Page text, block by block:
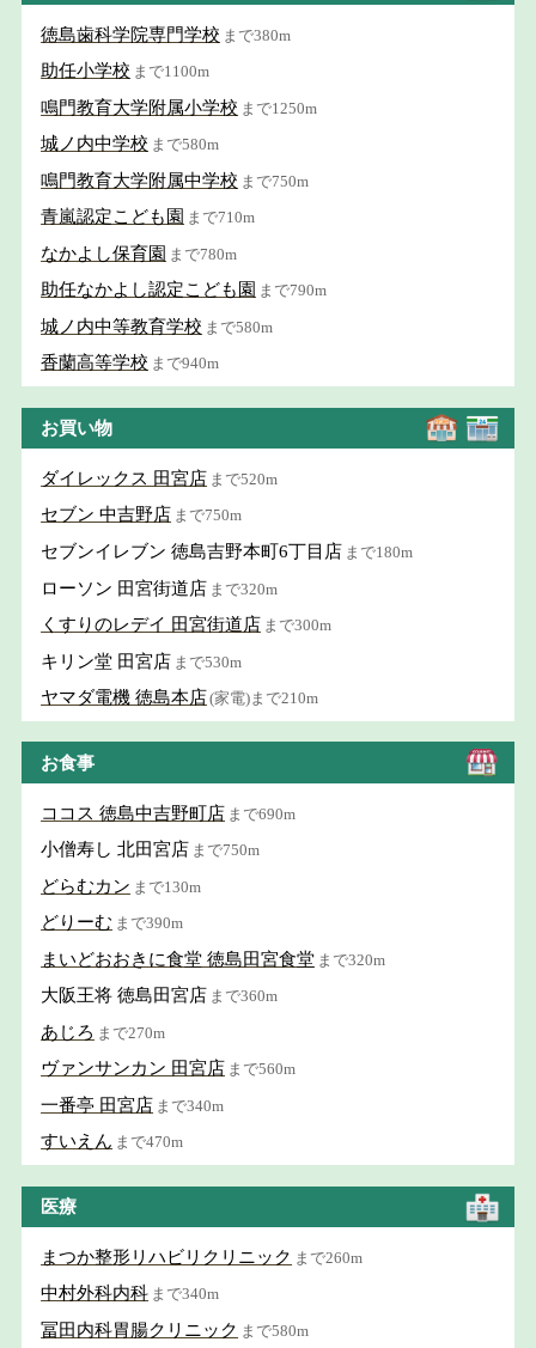
徳島歯科学院専門学校 まで380m
助任小学校 まで1100m
鳴門教育大学附属小学校 まで1250m
城ノ内中学校 まで580m
鳴門教育大学附属中学校 まで750m
青嵐認定こども園 まで710m
なかよし保育園 まで780m
助任なかよし認定こども園 まで790m
城ノ内中等教育学校 まで580m
香蘭高等学校 まで940m
お買い物
ダイレックス 田宮店 まで520m
セブン 中吉野店 まで750m
セブンイレブン 徳島吉野本町6丁目店 まで180m
ローソン 田宮街道店 まで320m
くすりのレデイ 田宮街道店 まで300m
キリン堂 田宮店 まで530m
ヤマダ電機 徳島本店(家電)まで210m
お食事
ココス 徳島中吉野町店 まで690m
小僧寿し 北田宮店 まで750m
どらむカン まで130m
どりーむ まで390m
まいどおおきに食堂 徳島田宮食堂 まで320m
大阪王将 徳島田宮店 まで360m
あじろ まで270m
ヴァンサンカン 田宮店 まで560m
一番亭 田宮店 まで340m
すいえん まで470m
医療
まつか整形リハビリクリニック まで260m
中村外科内科 まで340m
冨田内科胃腸クリニック まで580m